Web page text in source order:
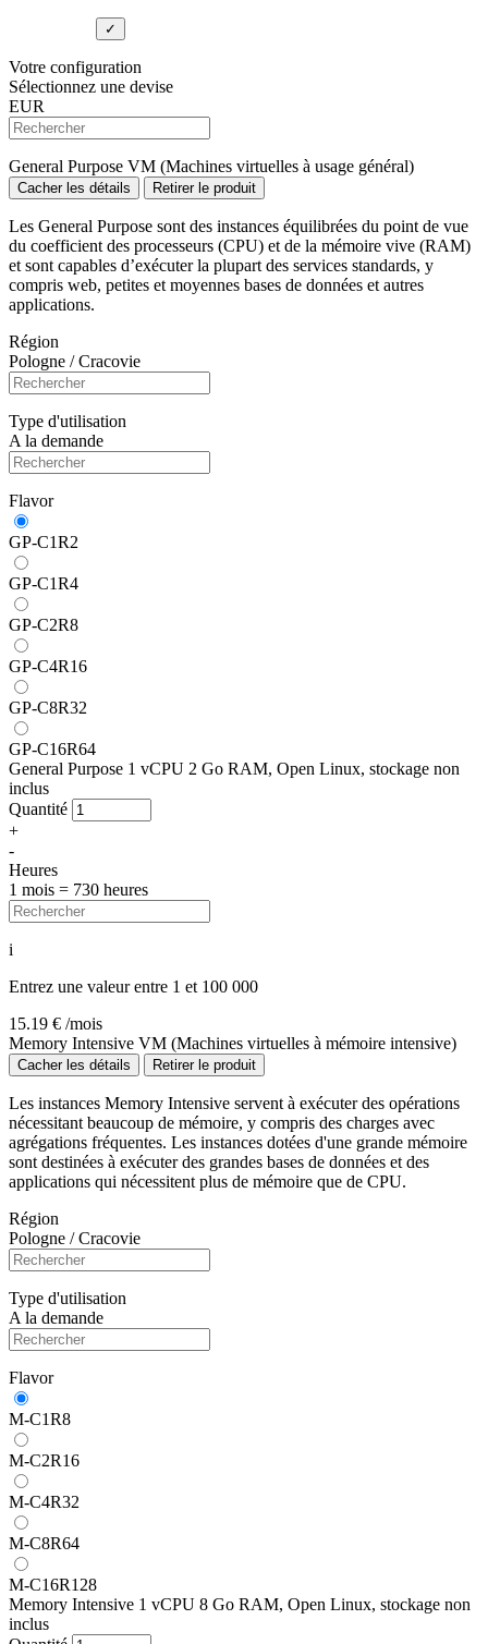
✓
Votre configuration
Sélectionnez une devise
EUR
General Purpose VM (Machines virtuelles à usage général)
Cacher les détails Retirer le produit
Les General Purpose sont des instances équilibrées du point de vue
du coefficient des processeurs (CPU) et de la mémoire vive (RAM)
et sont capables d’exécuter la plupart des services standards, y
compris web, petites et moyennes bases de données et autres
applications.
Région
Pologne / Cracovie
Type d'utilisation
A la demande
Flavor
GP-C1R2
GP-C1R4
GP-C2R8
GP-C4R16
GP-C8R32
GP-C16R64
General Purpose 1 vCPU 2 Go RAM, Open Linux, stockage non
inclus
Quantité
+
-
Heures
1 mois = 730 heures
i
Entrez une valeur entre 1 et 100 000
15.19 € /mois
Memory Intensive VM (Machines virtuelles à mémoire intensive)
Cacher les détails Retirer le produit
Les instances Memory Intensive servent à exécuter des opérations
nécessitant beaucoup de mémoire, y compris des charges avec
agrégations fréquentes. Les instances dotées d'une grande mémoire
sont destinées à exécuter des grandes bases de données et des
applications qui nécessitent plus de mémoire que de CPU.
Région
Pologne / Cracovie
Type d'utilisation
A la demande
Flavor
M-C1R8
M-C2R16
M-C4R32
M-C8R64
M-C16R128
Memory Intensive 1 vCPU 8 Go RAM, Open Linux, stockage non
inclus